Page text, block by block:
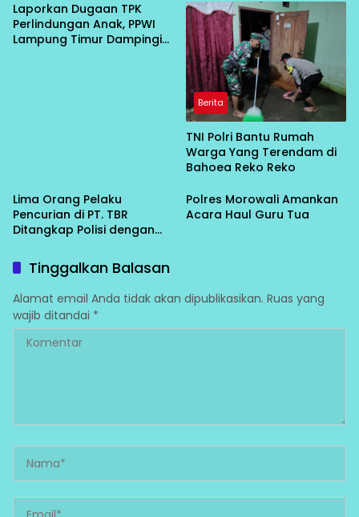
Laporkan Dugaan TPK
Perlindungan Anak, PPWI
Lampung Timur Dampingi
Berita
TNI Polri Bantu Rumah
Warga Yang Terendam di
Bahoea Reko Reko
Lima Orang Pelaku
Pencurian di PT. TBR
Ditangkap Polisi dengan
Polres Morowali Amankan
Acara Haul Guru Tua
Tinggalkan Balasan
Alamat email Anda tidak akan dipublikasikan. Ruas yang
wajib ditandai *